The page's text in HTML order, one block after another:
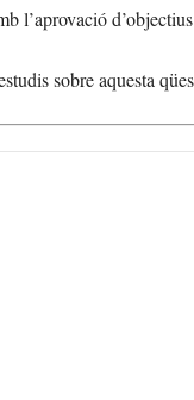
l’aprovació
sobre aquesta